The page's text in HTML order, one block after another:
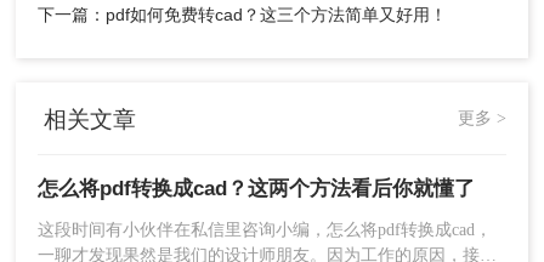
4、转换成功后，点击下载就可以得到你想要的CAD
方法二、使用专业
PDF转CAD
1、下载转转大师客户端，并且打开。
下一篇：pdf如何免费转cad？这三个方法简单又好用！
相关文章 更多 >
怎么将pdf转换成cad？这两个方法看后你就懂了
这段时间有小伙伴在私信里咨询小编，怎么将pdf转换成cad，
一聊才发现果然是我们的设计师朋友。因为工作的原因，接收